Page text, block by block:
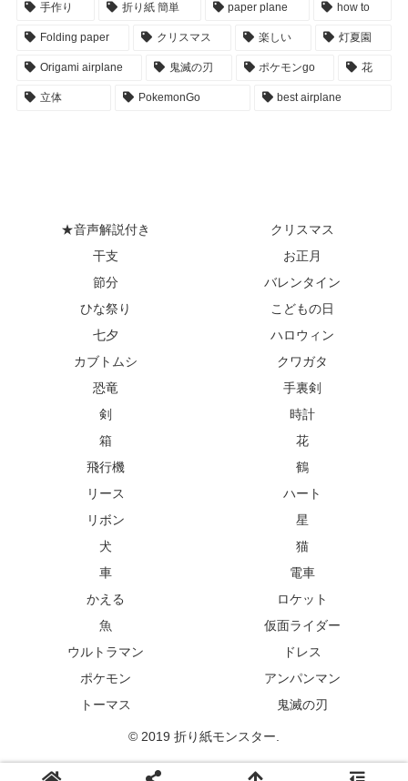
手作り 折り紙 簡単 paper plane how to
Folding paper クリスマス 楽しい 灯夏園
Origami airplane 鬼滅の刃 ポケモンgo 花
立体 PokemonGo best airplane
★音声解説付き
クリスマス
干支
お正月
節分
バレンタイン
ひな祭り
こどもの日
七夕
ハロウィン
カブトムシ
クワガタ
恐竜
手裏剣
剣
時計
箱
花
飛行機
鶴
リース
ハート
リボン
星
犬
猫
車
電車
かえる
ロケット
魚
仮面ライダー
ウルトラマン
ドレス
ポケモン
アンパンマン
トーマス
鬼滅の刃
© 2019 折り紙モンスター.